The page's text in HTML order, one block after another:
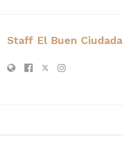
Staff El Buen